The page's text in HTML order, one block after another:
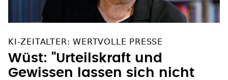
KI-ZEITALTER: WERTVOLLE PRESSE
Wüst: "Urteilskraft und
Gewissen lassen sich nicht